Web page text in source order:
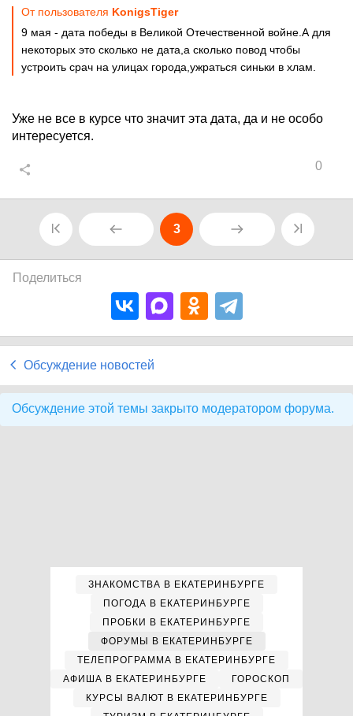
От пользователя KonigsTiger
9 мая - дата победы в Великой Отечественной войне.А для
некоторых это сколько не дата,а сколько повод чтобы
устроить срач на улицах города,ужраться синьки в хлам.
Уже не все в курсе что значит эта дата, да и не особо
интересуется.
0
3
Поделиться
Обсуждение новостей
Обсуждение этой темы закрыто модератором форума.
ЗНАКОМСТВА В ЕКАТЕРИНБУРГЕ
ПОГОДА В ЕКАТЕРИНБУРГЕ
ПРОБКИ В ЕКАТЕРИНБУРГЕ
ФОРУМЫ В ЕКАТЕРИНБУРГЕ
ТЕЛЕПРОГРАММА В ЕКАТЕРИНБУРГЕ
АФИША В ЕКАТЕРИНБУРГЕ
ГОРОСКОП
КУРСЫ ВАЛЮТ В ЕКАТЕРИНБУРГЕ